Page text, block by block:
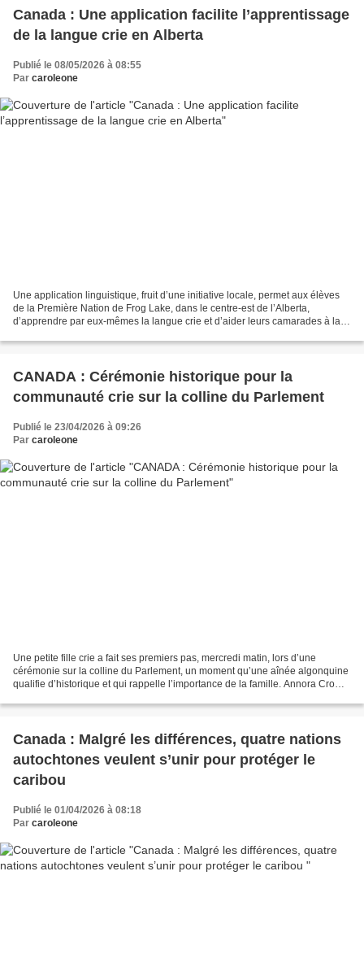
Canada : Une application facilite l’apprentissage
de la langue crie en Alberta
Publié le 08/05/2026 à 08:55
Par caroleone
Une application linguistique, fruit d’une initiative locale, permet aux élèves
de la Première Nation de Frog Lake, dans le centre-est de l’Alberta,
d’apprendre par eux-mêmes la langue crie et d’aider leurs camarades à la
CANADA : Cérémonie historique pour la
communauté crie sur la colline du Parlement
Publié le 23/04/2026 à 09:26
Par caroleone
Une petite fille crie a fait ses premiers pas, mercredi matin, lors d’une
cérémonie sur la colline du Parlement, un moment qu’une aînée algonquine
qualifie d’historique et qui rappelle l’importance de la famille. Annora Crowe,
Canada : Malgré les différences, quatre nations
autochtones veulent s’unir pour protéger le
caribou
Publié le 01/04/2026 à 08:18
Par caroleone